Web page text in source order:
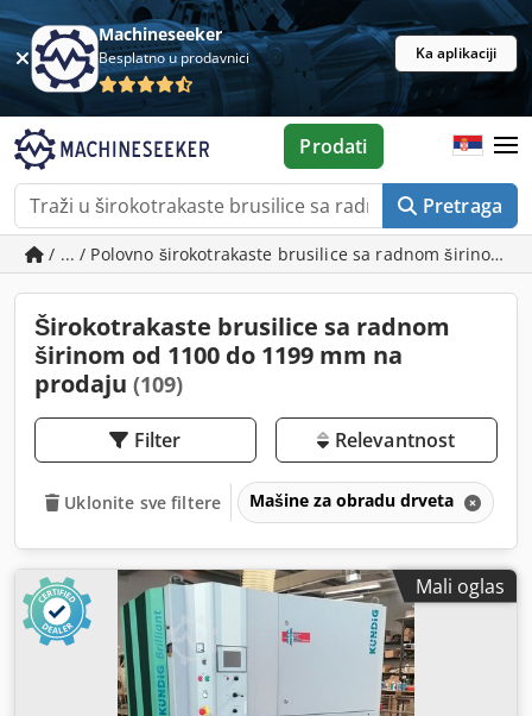
Machineseeker
Besplatno u prodavnici Ka aplikaciji
Pretraga
Prodati
/ ... / Polovno širokotrakaste brusilice sa radnom širinom
Širokotrakaste brusilice sa radnom
širinom od 1100 do 1199 mm na
prodaju (109)
Filter Relevantnost
Uklonite sve filtere Mašine za obradu drveta
Mali oglas